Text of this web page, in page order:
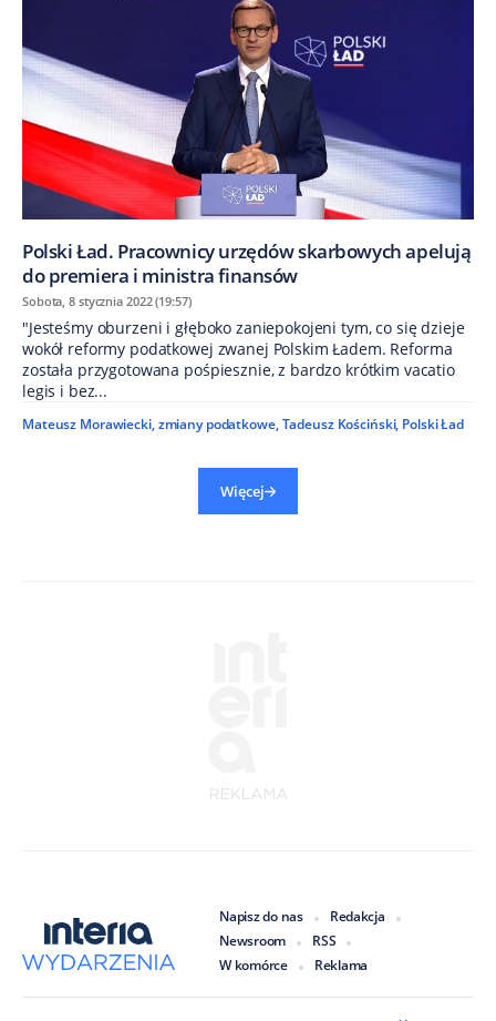
Polski Ład. Pracownicy urzędów skarbowych apelują
do premiera i ministra finansów
Sobota, 8 stycznia 2022 (19:57)
"Jesteśmy oburzeni i głęboko zaniepokojeni tym, co się dzieje
wokół reformy podatkowej zwanej Polskim Ładem. Reforma
została przygotowana pośpiesznie, z bardzo krótkim vacatio
legis i bez...
Mateusz Morawiecki,zmiany podatkowe,Tadeusz Kościński, Polski Ład
Więcej
Napisz do nas
Redakcja
Newsroom
RSS
W komórce
Reklama